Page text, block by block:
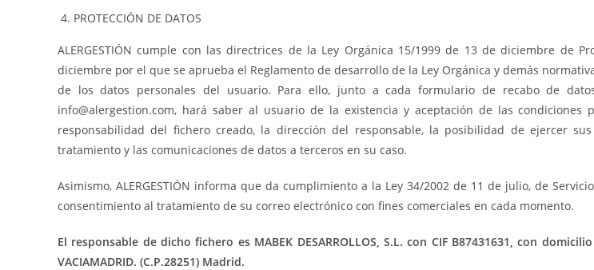
PROTECCIÓN DE DATOS
ALERGESTIÓN cumple con las directrices de la Ley Orgánica 15/1999 de 13 de diciembre de
diciembre por el que se aprueba el Reglamento de desarrollo de la Ley Orgánica y demás
de los datos personales del usuario. Para ello, junto a cada formulario de recabo de
info@alergestion.com, hará saber al usuario de la existencia y aceptación de las
responsabilidad del fichero creado, la dirección del responsable, la posibilidad de ejercer
tratamiento y las comunicaciones de datos a terceros en su caso.
Asimismo, ALERGESTIÓN informa que da cumplimiento a la Ley 34/2002 de 11 de julio, de
consentimiento al tratamiento de su correo electrónico con fines comerciales en cada momento.
El responsable de dicho fichero es MABEK DESARROLLOS, S.L. con CIF B87431631, con
VACIAMADRID. (C.P.28251) Madrid.